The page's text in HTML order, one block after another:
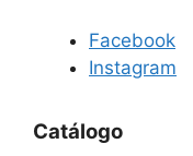
Facebook
Instagram
Catálogo